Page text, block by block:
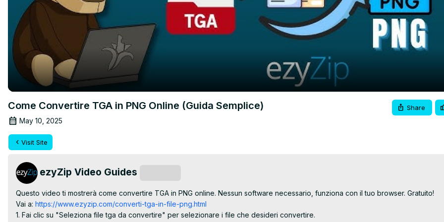
Come Convertire TGA in PNG Online (Guida Semplice)
May 10, 2025
Share
Visit Site
ezyZip Video Guides
Questo video ti mostrerà come convertire TGA in PNG online. Nessun software necessario, funziona con il tuo browser. Gratuito!
Vai a: https://www.ezyzip.com/converti-tga-in-file-png.html
1. Fai clic su "Seleziona file tga da convertire" per selezionare i file che desideri convertire.